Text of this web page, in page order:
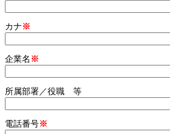
カナ※
企業名 ※
所属部署／役職 等
電話番号※